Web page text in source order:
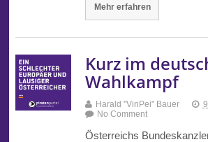
Mehr erfahren
Kurz im
Wahlkampf
Harald "VinPei" Bauer
No Comment
Österreichs